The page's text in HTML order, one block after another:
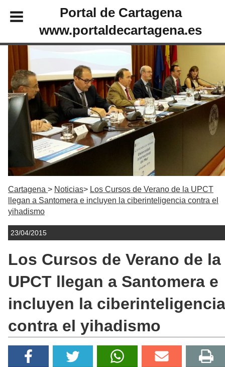
Portal de Cartagena
www.portaldecartagena.es
Cartagena Noticias
Los Cursos de Verano de la UPCT
llegan a Santomera e incluyen la ciberinteligencia contra el
yihadismo
23/04/2015
Los Cursos de Verano de la
UPCT llegan a Santomera e
incluyen la ciberinteligencia
contra el yihadismo